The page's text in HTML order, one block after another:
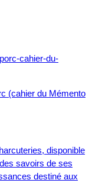
(cahier du Mémento
disponible
savoirs de ses
destiné aux